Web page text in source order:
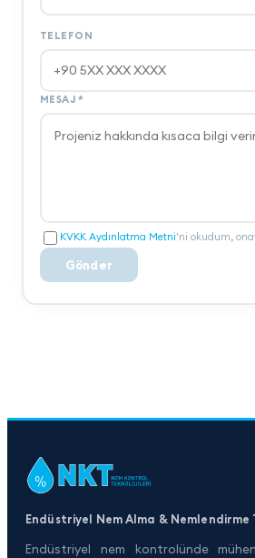
TELEFON
MESAJ *
KVKK Aydınlatma Metni'ni okudum,
Gönder
Endüstriyel Nem Alma &
Endüstriyel nem kontrolünde